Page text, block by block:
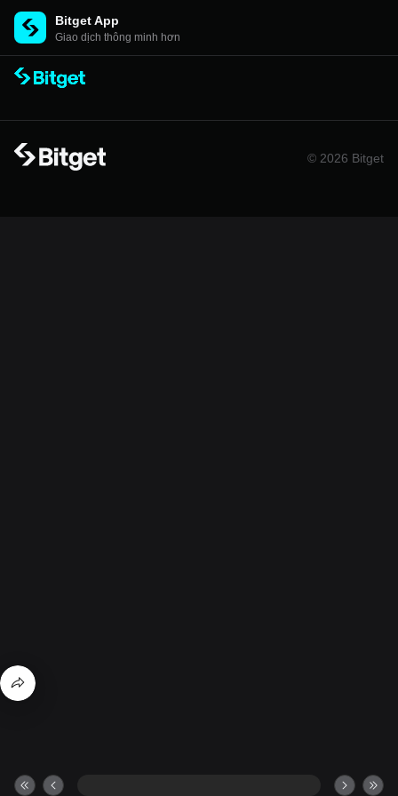
Bitget App
Giao dịch thông minh hơn
© 2026 Bitget